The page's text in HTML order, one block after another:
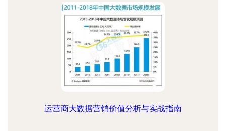
运营商大数据营销价值分析与实战指南